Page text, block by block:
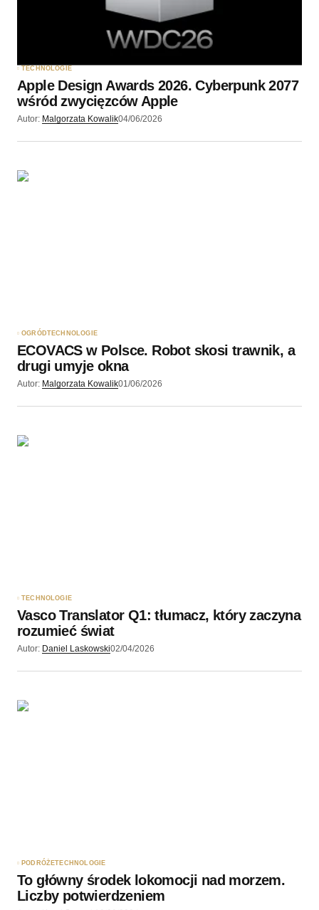
TECHNOLOGIE
Apple Design Awards 2026. Cyberpunk 2077
wśród zwycięzców Apple
Autor: Malgorzata Kowalik04/06/2026
OGRÓDTECHNOLOGIE
ECOVACS w Polsce. Robot skosi trawnik, a
drugi umyje okna
Autor: Malgorzata Kowalik01/06/2026
TECHNOLOGIE
Vasco Translator Q1: tłumacz, który zaczyna
rozumieć świat
Autor: Daniel Laskowski02/04/2026
PODRÓŻETECHNOLOGIE
To główny środek lokomocji nad morzem.
Liczby potwierdzeniem